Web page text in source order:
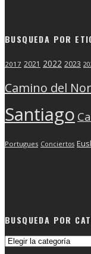
BUSQUEDA POR
2017 2021 2022 2023
Camino del
Santiago
Portugues Conciertos
BUSQUEDA POR
Busqueda